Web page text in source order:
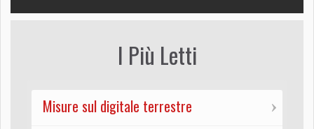
I Più Letti
Misure sul digitale terrestre